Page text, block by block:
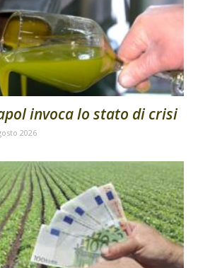
invoca lo stato di crisi
2026